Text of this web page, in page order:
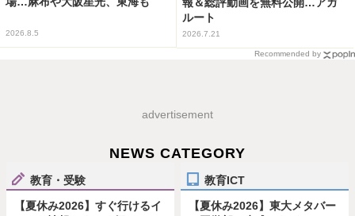
2026.8.5
ルート
2026.7.21
Recommended by
advertisement
NEWS CATEGORY
教育・受験
【夏休み2026】すぐ行けるイ
教育ICT
【夏休み2026】東大メタバー